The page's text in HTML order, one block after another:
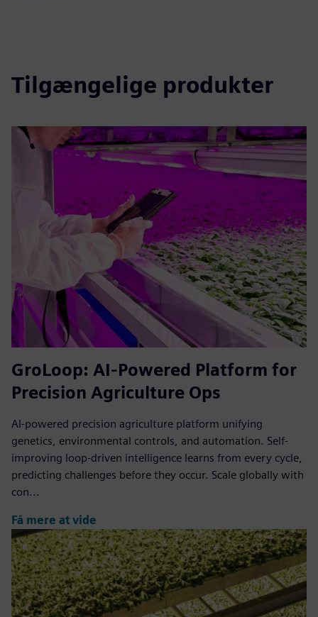
Tilgængelige produkter
GroLoop: AI-Powered Platform for
Precision Agriculture Ops
AI-powered precision agriculture platform unifying
genetics, environmental controls, and automation. Self-
improving loop-driven intelligence learns from every cycle,
predicting challenges before they occur. Scale globally with
con...
Få mere at vide